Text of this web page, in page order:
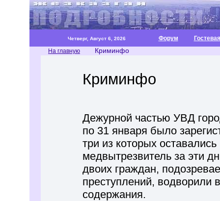
Четверг, Август 6, 2026 Форум
Гостевая
На главную
Криминфо
Криминфо
Дежурной частью УВД
по 31 января было
три из которых
медвытрезвитель за эти
двоих граждан,
преступлений, водворили
содержания.